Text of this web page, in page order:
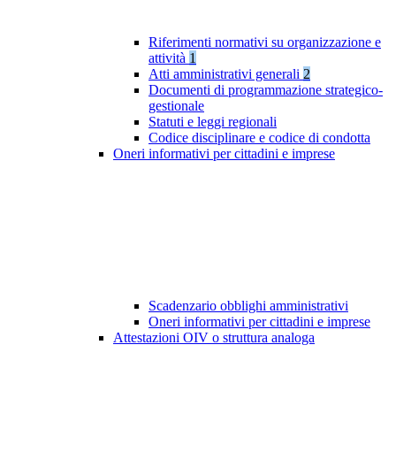
Riferimenti normativi su organizzazione e
attività 1
Atti amministrativi generali 2
Documenti di programmazione strategico-
gestionale
Statuti e leggi regionali
Codice disciplinare e codice di condotta
Oneri informativi per cittadini e imprese
Scadenzario obblighi amministrativi
Oneri informativi per cittadini e imprese
Attestazioni OIV o struttura analoga